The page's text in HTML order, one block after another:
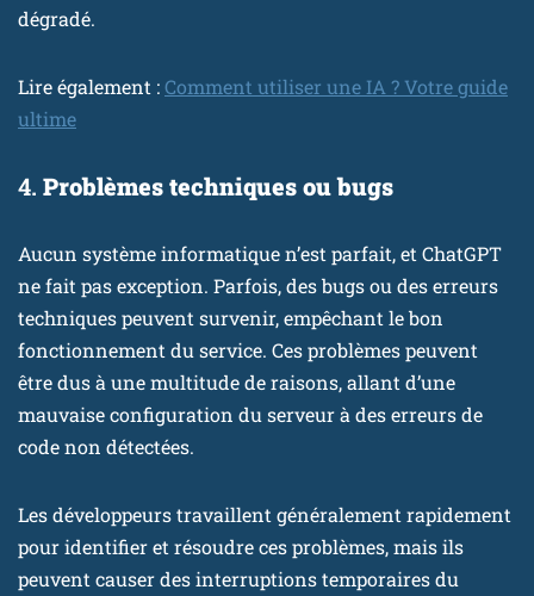
dégradé.
Lire également :Comment utiliser une IA ? Votre guide
ultime
4. Problèmes techniques ou bugs
Aucun système informatique n’est parfait, et ChatGPT
ne fait pas exception. Parfois, des bugs ou des erreurs
techniques peuvent survenir, empêchant le bon
fonctionnement du service. Ces problèmes peuvent
être dus à une multitude de raisons, allant d’une
mauvaise configuration du serveur à des erreurs de
code non détectées.
Les développeurs travaillent généralement rapidement
pour identifier et résoudre ces problèmes, mais ils
peuvent causer des interruptions temporaires du